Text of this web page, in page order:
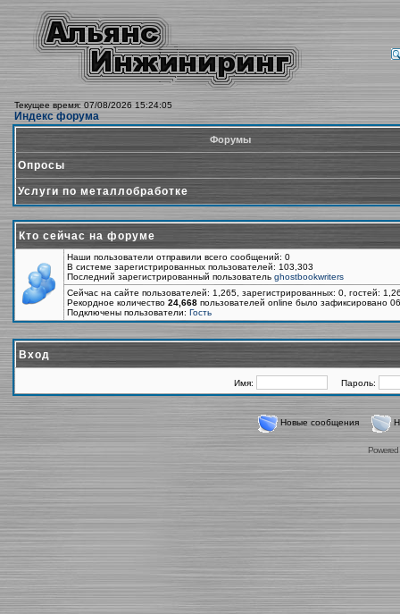
Текущее время: 07/08/2026 15:24:05
Индекс форума
Форумы
Опросы
Услуги по металлобработке
Кто сейчас на форуме
Наши пользователи отправили всего сообщений: 0
В системе зарегистрированных пользователей: 103,303
Последний зарегистрированный пользователь ghostbookwriters
Сейчас на сайте пользователей: 1,265, зарегистрированных: 0, гостей:
Рекордное количество 24,668 пользователей online было зафиксировано
Подключены пользователи: Гость
Вход
Имя: Пароль:
Новые сообщения